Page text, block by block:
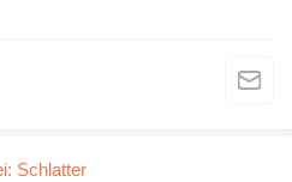
Schlatter